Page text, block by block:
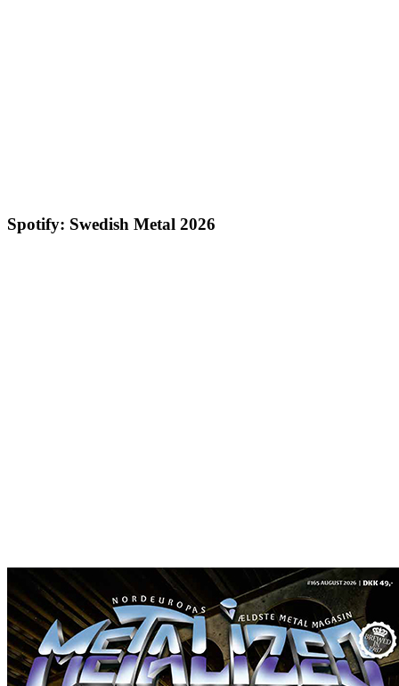
Spotify: Swedish Metal 2026